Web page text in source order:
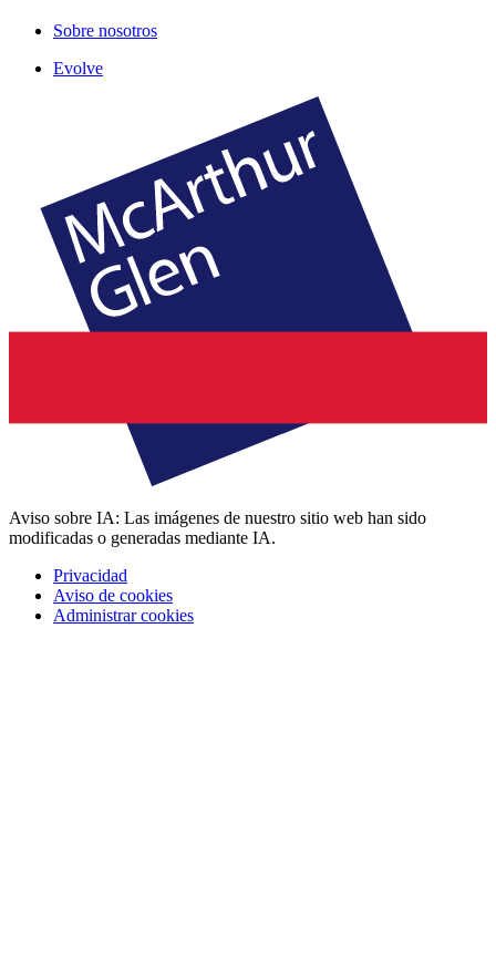
Sobre nosotros
Evolve
Aviso sobre IA: Las imágenes de nuestro sitio web han sido
modificadas o generadas mediante IA.
Privacidad
Aviso de cookies
Administrar cookies